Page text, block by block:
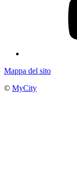
Mappa del sito
© MyCity